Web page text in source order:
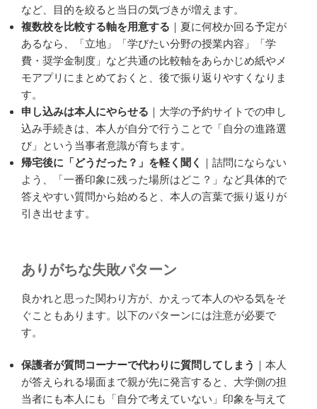
など、目的を絞ると当日の気づきが増えます。
複数校を比較する軸を用意する ｜夏に何校か回る予定が
あるなら、「立地」「学びたい分野の授業内容」「学
費・奨学金制度」など共通の比較軸をあらかじめ紙やメ
モアプリにまとめておくと、後で振り返りやすくなりま
す。
申し込みは本人にやらせる ｜大学の予約サイトでの申し
込み手続きは、本人が自分で行うことで「自分の進路選
び」という当事者意識が育ちます。
帰宅後に「どうだった？」を軽く聞く
｜詰問にならない
よう、「一番印象に残った場所はどこ？」など具体的で
答えやすい質問から始めると、本人の言葉で振り返りが
引き出せます。
ありがちな失敗パターン
良かれと思った関わり方が、かえって本人のやる気をそ
ぐこともあります。以下のパターンには注意が必要で
す。
保護者が質問コーナーで代わりに質問してしまう ｜本人
が答えられる場面まで親が先に発言すると、大学側の担
当者にも本人にも「自分で考えていない」印象を与えて